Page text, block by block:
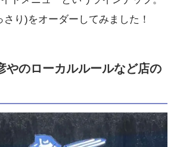
り)をオーダーしてみました！
やのローカルルールなど店の